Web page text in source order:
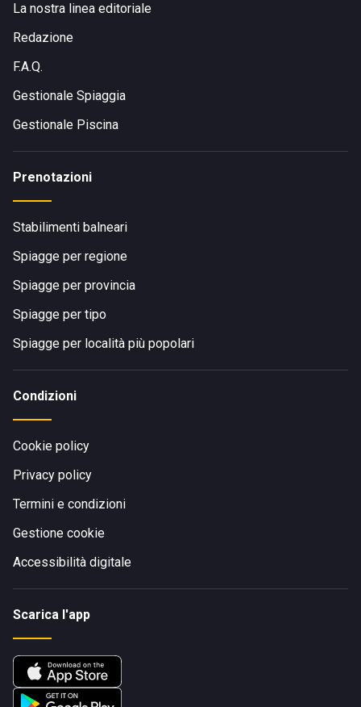
La nostra linea editoriale
Redazione
F.A.Q.
Gestionale Spiaggia
Gestionale Piscina
Prenotazioni
Stabilimenti balneari
Spiagge per regione
Spiagge per provincia
Spiagge per tipo
Spiagge per località più popolari
Condizioni
Cookie policy
Privacy policy
Termini e condizioni
Gestione cookie
Accessibilità digitale
Scarica l'app